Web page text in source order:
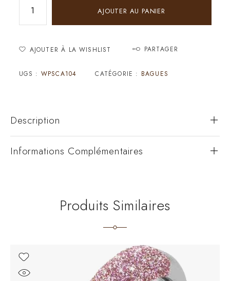
AJOUTER AU PANIER
AJOUTER À LA WISHLIST PARTAGER
UGS : WPSCA104 CATÉGORIE : BAGUES
Description
Informations Complémentaires
Produits Similaires